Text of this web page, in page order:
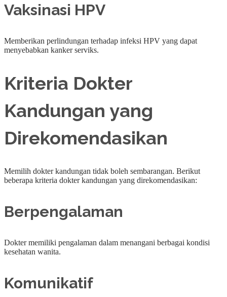
Vaksinasi HPV
Memberikan perlindungan terhadap infeksi HPV yang dapat
menyebabkan kanker serviks.
Kriteria Dokter
Kandungan yang
Direkomendasikan
Memilih dokter kandungan tidak boleh sembarangan. Berikut
beberapa kriteria dokter kandungan yang direkomendasikan:
Berpengalaman
Dokter memiliki pengalaman dalam menangani berbagai kondisi
kesehatan wanita.
Komunikatif